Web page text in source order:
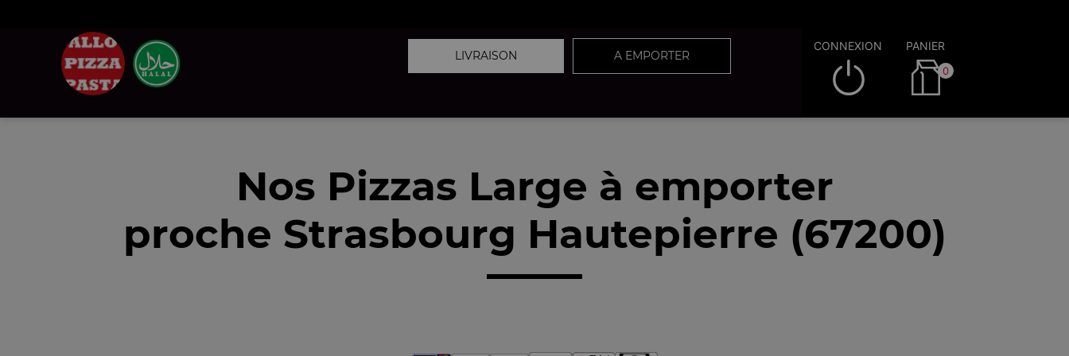
LIVRAISON A EMPORTER
CONNEXION PANIER
0
Nos Pizzas Large à emporter
proche Strasbourg Hautepierre (67200)